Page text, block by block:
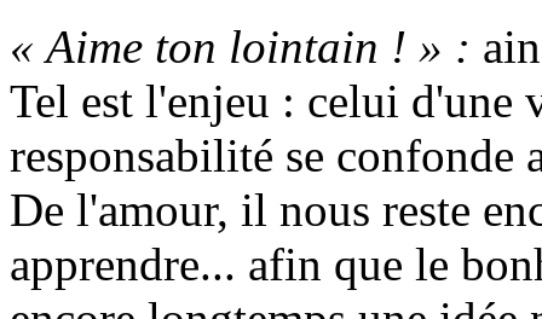
« Aime ton lointain ! » :
Tel est l'enjeu : celui d'une
responsabilité se confonde
De l'amour, il nous reste
apprendre... afin que le